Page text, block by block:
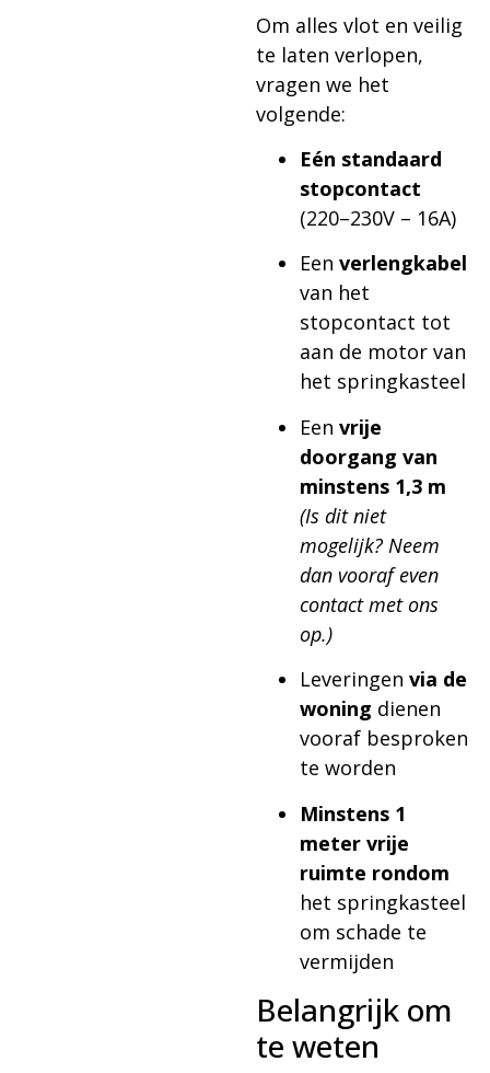
Om alles vlot en veilig
te laten verlopen,
vragen we het
volgende:
Eén standaard
stopcontact
(220–230V – 16A)
Een verlengkabel
van het
stopcontact tot
aan de motor van
het springkasteel
Een vrije
doorgang van
minstens 1,3 m
(Is dit niet
mogelijk? Neem
dan vooraf even
contact met ons
op.)
Leveringen via de
woning dienen
vooraf besproken
te worden
Minstens 1
meter vrije
ruimte rondom
het springkasteel
om schade te
vermijden
Belangrijk om
te weten